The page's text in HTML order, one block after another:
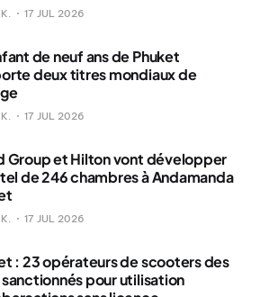
17 JUL 2026
de neuf ans de Phuket
deux titres mondiaux de
17 JUL 2026
Group et Hilton vont développer
de 246 chambres à Andamanda
17 JUL 2026
: 23 opérateurs de scooters des
pour utilisation